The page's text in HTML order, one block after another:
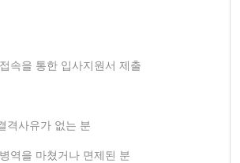
속을 통한 입사지원서 제출
사유가 없는 분
을 마쳤거나 면제된 분